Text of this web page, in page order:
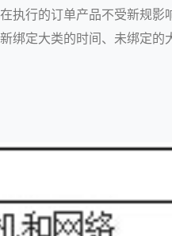
执行的订单产品不受新规
绑定大类的时间、未绑定的